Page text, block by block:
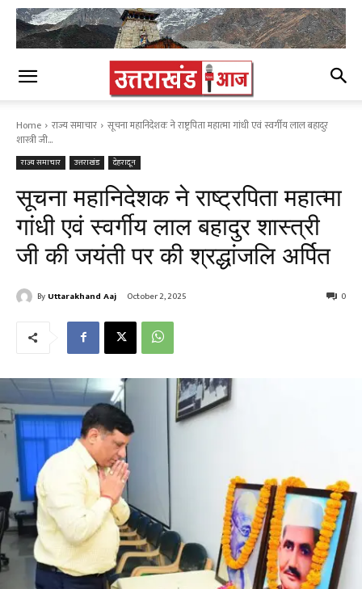
Home राज्य समाचार
सूचना महानिदेशक ने राष्ट्रपिता महात्मा गांधी एवं स्वर्गीय लाल बहादुर
शास्त्री जी...
राज्य समाचार उत्तराखंड देहरादून
सूचना महानिदेशक ने राष्ट्रपिता महात्मा
गांधी एवं स्वर्गीय लाल बहादुर शास्त्री
जी की जयंती पर की श्रद्धांजलि अर्पित
By Uttarakhand Aaj October 2, 2025 0